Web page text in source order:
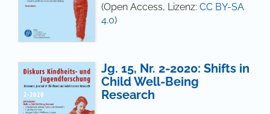
(Open Access, Lizenz: CC BY-SA
4.0)
Jg. 15, Nr. 2-2020: Shifts in
Child Well-Being
Research